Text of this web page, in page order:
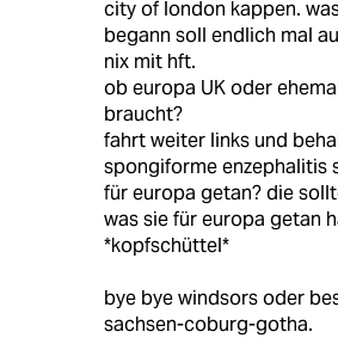
city of london kappen.
begann soll endlich mal
nix mit hft.
ob europa UK oder
braucht?
fahrt weiter links und
spongiforme enzephalitis
für europa getan? die
was sie für europa getan
*kopfschüttel*
bye bye windsors oder
sachsen-coburg-gotha.